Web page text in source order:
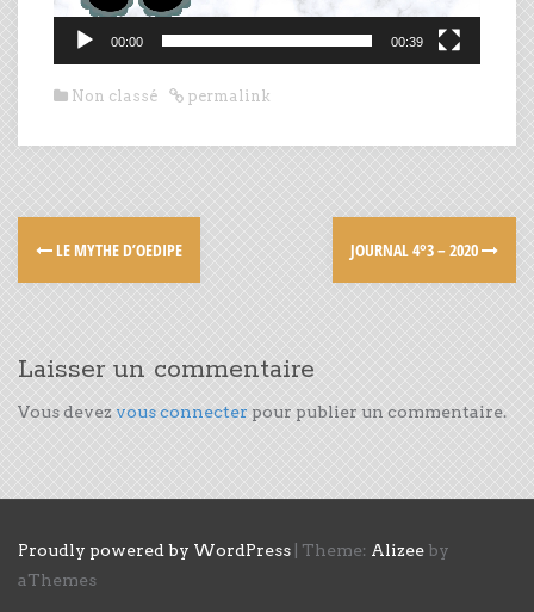
00:00 00:39
Non classé permalink
LE MYTHE D’OEDIPE JOURNAL 4°3 – 2020
Laisser un commentaire
Vous devez vous connecter pour publier un commentaire.
Proudly powered by WordPress Theme: Alizee by
aThemes